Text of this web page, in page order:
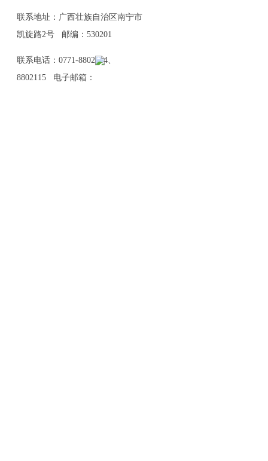
联系地址：广西壮族自治区南宁市
凯旋路2号 邮编：530201
联系电话：0771-8802114、
8802115 电子邮箱：